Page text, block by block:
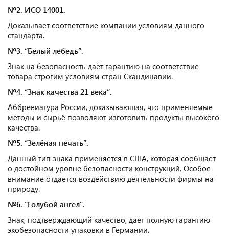
№2. ИСО 14001.
Доказывает соответствие компании условиям данного
стандарта.
№3. “Белый лебедь”.
Знак на безопасность даёт гарантию на соответствие
товара строгим условиям стран Скандинавии.
№4. “Знак качества 21 века”.
Аббревиатура России, доказывающая, что применяемые
методы и сырьё позволяют изготовить продукты высокого
качества.
№5. “Зелёная печать”.
Данный тип знака применяется в США, которая сообщает
о достойном уровне безопасности конструкций. Особое
внимание отдаётся воздействию деятельности фирмы на
природу.
№6. “Голубой ангел”.
Знак, подтверждающий качество, даёт полную гарантию
экобезопасности упаковки в Германии.